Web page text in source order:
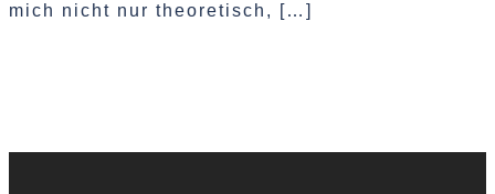
mich nicht nur theoretisch, […]